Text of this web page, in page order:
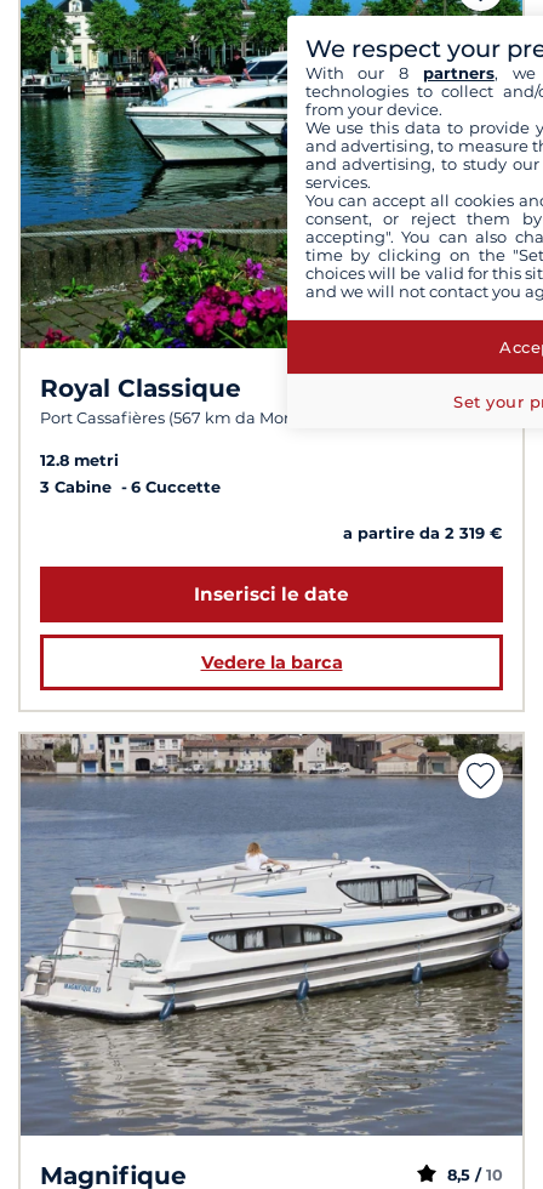
Royal Classique
Port Cassafières (567 km da Moret sur Loing )
12.8 metri
3 Cabine
6 Cuccette
a partire da 2 319 €
Inserisci le date
Vedere la barca
Magnifique 8,5 / 10
We respect your
With our 8 partners, we
technologies to collect
from your device.
We use this data to provide
and advertising, to measure
and advertising, to study
services.
You can accept all cookies
consent, or reject them
accepting". You can also
time by clicking on the
choices will be valid for this
and we will not contact you
Set your